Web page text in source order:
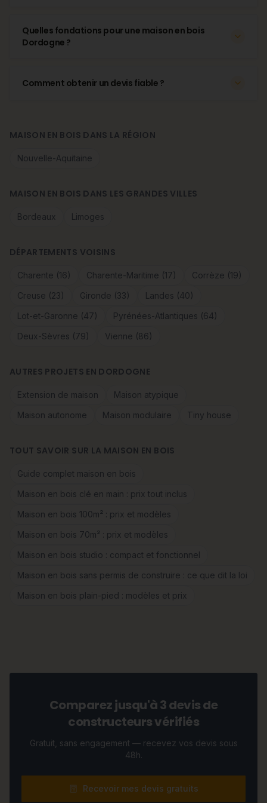
Quelles fondations pour une maison en bois
Dordogne ?
Comment obtenir un devis fiable ?
MAISON EN BOIS DANS LA RÉGION
Nouvelle-Aquitaine
MAISON EN BOIS DANS LES GRANDES VILLES
Bordeaux Limoges
DÉPARTEMENTS VOISINS
Charente (16) Charente-Maritime (17)
Corrèze (19)
Creuse (23)
Gironde (33)
Landes (40)
Lot-et-Garonne (47)
Pyrénées-Atlantiques (64)
Deux-Sèvres (79)
Vienne (86)
AUTRES PROJETS EN DORDOGNE
Extension de maison
Maison atypique
Maison autonome
Maison modulaire Tiny house
TOUT SAVOIR SUR LA MAISON EN BOIS
Guide complet maison en bois
Maison en bois clé en main : prix tout inclus
Maison en bois 100m² : prix et modèles
Maison en bois 70m² : prix et modèles
Maison en bois studio : compact et fonctionnel
Maison en bois sans permis de construire : ce que dit la loi
Maison en bois plain-pied : modèles et prix
Comparez jusqu'à 3 devis de
constructeurs vérifiés
Gratuit, sans engagement — recevez vos devis sous
48h.
Recevoir mes devis gratuits